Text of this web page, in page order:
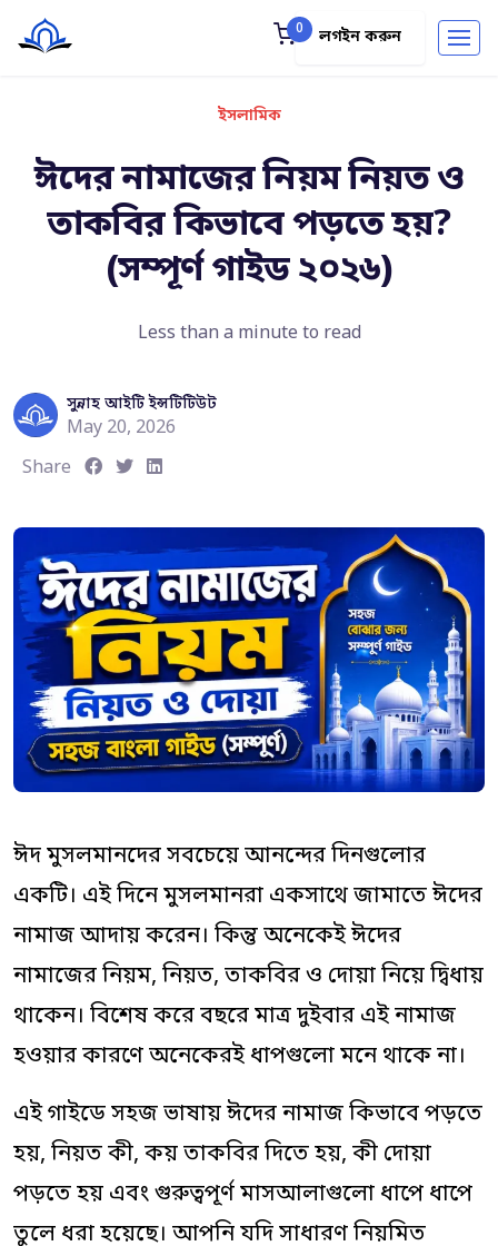
0 লগইন করুন
ইসলামিক
ঈদের নামাজের নিয়ম নিয়ত ও
তাকবির কিভাবে পড়তে হয়?
(সম্পূর্ণ গাইড ২০২৬)
Less than a minute to read
সুন্নাহ আইটি ইন্সটিটিউট
May 20, 2026
Share
S
a
r
e
:
S
a
r
e
:
S
a
r
e
:
ঈদ মুসলমানদের সবচেয়ে আনন্দের দিনগুলোর
একটি। এই দিনে মুসলমানরা একসাথে জামাতে ঈদের
নামাজ আদায় করেন। কিন্তু অনেকেই ঈদের
নামাজের নিয়ম, নিয়ত, তাকবির ও দোয়া নিয়ে দ্বিধায়
থাকেন। বিশেষ করে বছরে মাত্র দুইবার এই নামাজ
হওয়ার কারণে অনেকেরই ধাপগুলো মনে থাকে না।
এই গাইডে সহজ ভাষায় ঈদের নামাজ কিভাবে পড়তে
হয়, নিয়ত কী, কয় তাকবির দিতে হয়, কী দোয়া
পড়তে হয় এবং গুরুত্বপূর্ণ মাসআলাগুলো ধাপে ধাপে
তুলে ধরা হয়েছে। আপনি যদি সাধারণ নিয়মিত